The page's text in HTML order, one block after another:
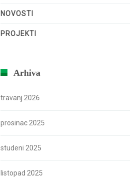
NOVOSTI
PROJEKTI
Arhiva
travanj 2026
prosinac 2025
studeni 2025
listopad 2025